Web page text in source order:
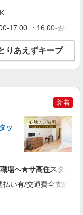
＞
細を見る
NEW
収1.2万円】生活支
日払い有/週払い有/交
)＞
NEW
☆新たなスキルを
17:00 ・16:00-翌
りあえずキープ
新着
ッ
場へ★サ高住スタッフ
い有/交通費全支給(ガ